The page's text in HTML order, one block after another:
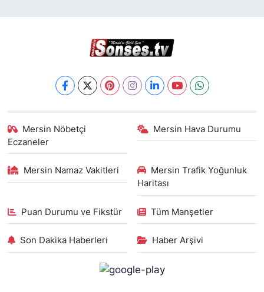
Mersin Nöbetçi
Eczaneler
Mersin Hava Durumu
Mersin Namaz Vakitleri
Mersin Trafik Yoğunluk
Haritası
Puan Durumu ve Fikstür Tüm Manşetler
Son Dakika Haberleri Haber Arşivi